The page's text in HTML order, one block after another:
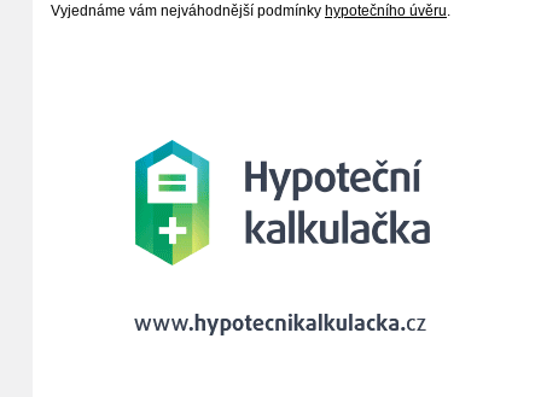
Vyjednáme vám nejváhodnější podmínky hypotečního úvěru.